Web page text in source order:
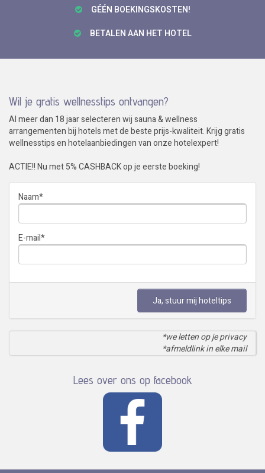
GÉÉN BOEKINGSKOSTEN!
BETALEN AAN HET HOTEL
Wil je gratis wellnesstips ontvangen?
Al meer dan 18 jaar selecteren wij sauna & wellness
arrangementen bij hotels met de beste prijs-kwaliteit. Krijg gratis
wellnesstips en hotelaanbiedingen van onze hotelexpert!
ACTIE!! Nu met 5% CASHBACK op je eerste boeking!
Naam*
E-mail*
Ja, stuur mij hoteltips
*we letten op je privacy
*afmeldlink in elke mail
Lees over ons op facebook